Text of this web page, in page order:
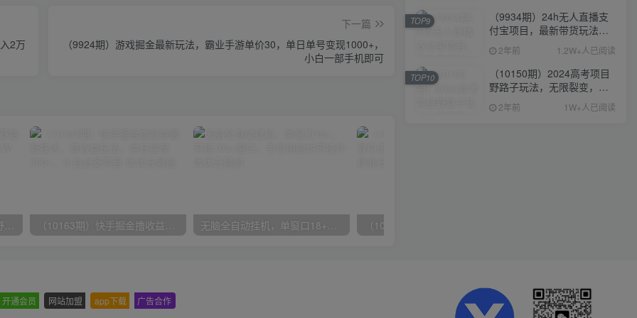
2万
下一篇
（9924期）游戏掘金最新玩法，霸业手游单价30，单日单号变现1000+，
小白一部手机即可
（10150期）2024高考项目野路子玩法，无限裂变，最高一天1W＋！ （10163期）快手掘金撸收益最新技术，高收益玩法，单日变现500+，小白必备项目 无脑全自动挂机，单窗口18+，可挂100+窗口，手机电脑均可操作
（9934期）24h无人直播支
付宝项目，最新带货玩法，
纯躺赚实测日入500+
2年前 1.2W+人已阅读
TOP9
（10150期）2024高考项目
野路子玩法，无限裂变，最
高一天1W＋！
2年前 1W+人已阅读
TOP10
开通会员 网站加盟 app下载 广告合作